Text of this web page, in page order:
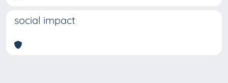
social impact